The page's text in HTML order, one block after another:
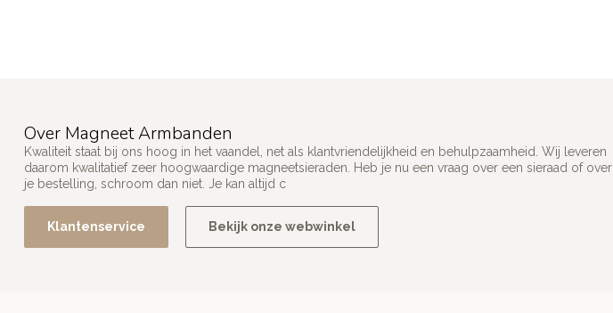
Over Magneet Armbanden
Kwaliteit staat bij ons hoog in het vaandel, net als klantvriendelijkheid en behulpzaamheid. Wij leveren
daarom kwalitatief zeer hoogwaardige magneetsieraden. Heb je nu een vraag over een sieraad of over
je bestelling, schroom dan niet. Je kan altijd c
Klantenservice Bekijk onze webwinkel